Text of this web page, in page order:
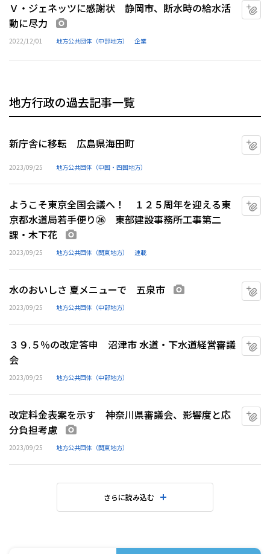
Ｖ・ジェネッツに感謝状 静岡市、断水時の給水活
動に尽力
2022/12/01 地方公共団体（中部地方） 企業
地方行政の過去記事一覧
新庁舎に移転 広島県海田町
2023/09/25 地方公共団体（中国・四国地方）
ようこそ東京全国会議へ！ １２５周年を迎える東
京都水道局若手便り㉖ 東部建設事務所工事第二
課・木下花
2023/09/25 地方公共団体（関東地方） 連載
水のおいしさ 夏メニューで 五泉市
2023/09/25 地方公共団体（中部地方）
３９.５％の改定答申 沼津市 水道・下水道経営審議
会
2023/09/25 地方公共団体（中部地方）
改定料金表案を示す 神奈川県審議会、影響度と応
分負担考慮
2023/09/25 地方公共団体（関東地方）
さらに読み込む